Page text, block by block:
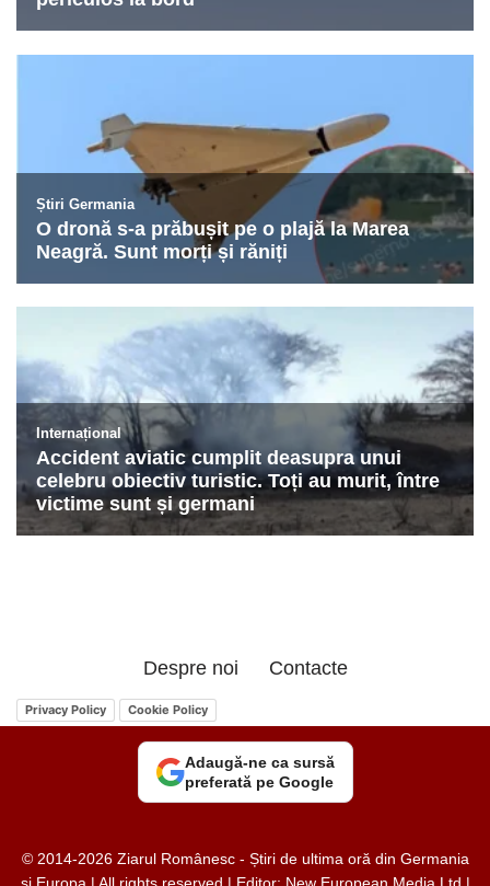
Despre noi Contacte
Privacy Policy Cookie Policy
Adaugă-ne ca sursă
preferată pe Google
© 2014-2026 Ziarul Românesc - Știri de ultima oră din Germania